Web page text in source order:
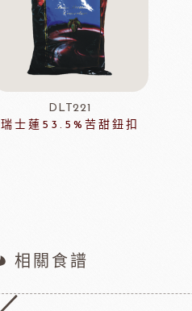
DLT221
瑞士蓮53.5%苦甜鈕扣
相關食譜